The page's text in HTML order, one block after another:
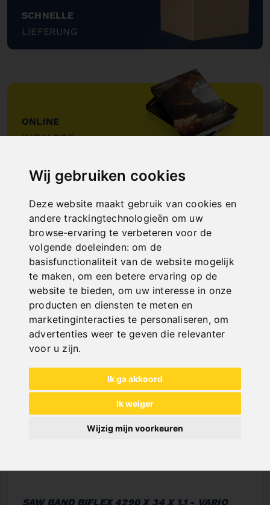
Wij gebruiken cookies
Deze website maakt gebruik van cookies en
andere trackingtechnologieën om uw
browse-ervaring te verbeteren voor de
volgende doeleinden:om de
basisfunctionaliteit van de website mogelijk
te maken,om een betere ervaring op de
website te bieden, om uw interesse in onze
producten en diensten te meten en
marketinginteracties te personaliseren,om
advertenties weer te geven die relevanter
voor u zijn.
Ik ga akkoord
Ik weiger
Wijzig mijn voorkeuren
SCHNELLE
LIEFERUNG
"
ONLINE
KATALOGE
NEW PRODUCTS
SAW BAND BIFLEX 4290 X 34 X 1,1 - VARIO